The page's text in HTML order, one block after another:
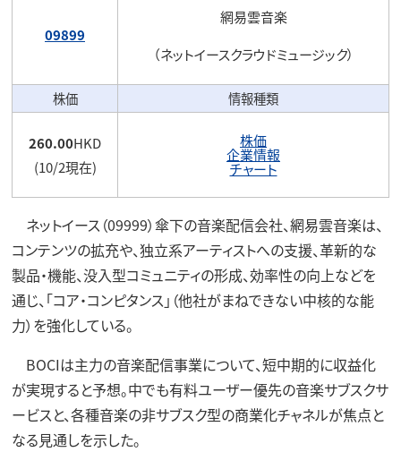
09899
網易雲音楽
（ネットイースクラウドミュージック）
株価 情報種類
260.00HKD
(10/2現在)
株価
企業情報
チャート
ネットイース（09999）傘下の音楽配信会社、網易雲音楽は、
コンテンツの拡充や、独立系アーティストへの支援、革新的な
製品・機能、没入型コミュニティの形成、効率性の向上などを
通じ、「コア・コンピタンス」（他社がまねできない中核的な能
力）を強化している。
BOCIは主力の音楽配信事業について、短中期的に収益化
が実現すると予想。中でも有料ユーザー優先の音楽サブスクサ
ービスと、各種音楽の非サブスク型の商業化チャネルが焦点と
なる見通しを示した。